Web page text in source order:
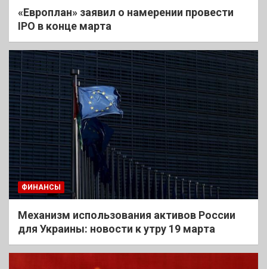
«Европлан» заявил о намерении провести
IPO в конце марта
ФИНАНСЫ
Механизм использования активов России
для Украины: новости к утру 19 марта